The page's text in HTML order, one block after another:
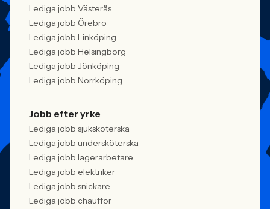
Lediga jobb Västerås
Lediga jobb Örebro
Lediga jobb Linköping
Lediga jobb Helsingborg
Lediga jobb Jönköping
Lediga jobb Norrköping
Jobb efter yrke
Lediga jobb sjuksköterska
Lediga jobb undersköterska
Lediga jobb lagerarbetare
Lediga jobb elektriker
Lediga jobb snickare
Lediga jobb chaufför